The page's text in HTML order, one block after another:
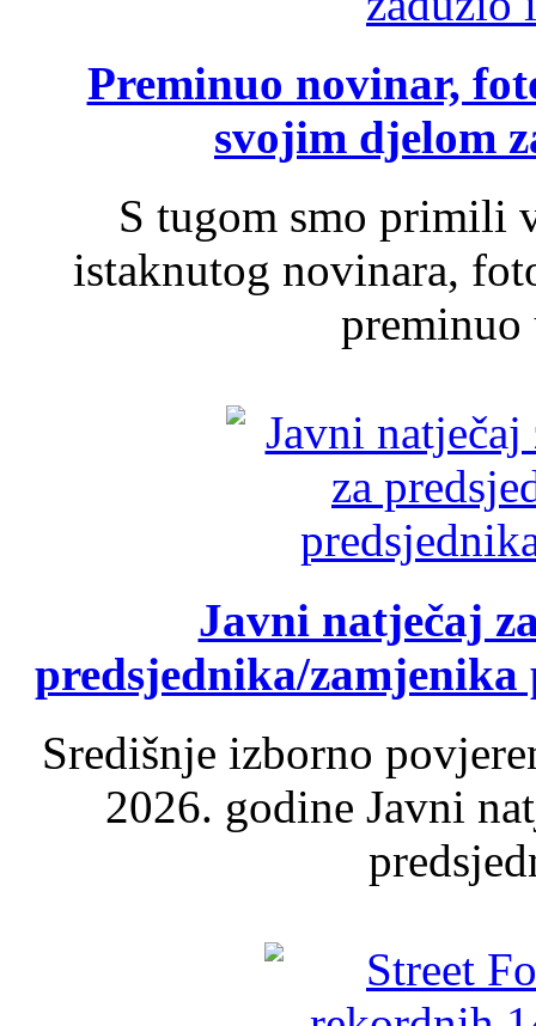
Preminuo novinar,
svojim djelom
S tugom smo primili
istaknutog novinara,
Javni natječaj
predsjednika/
Središnje izborno
2026. godine Javni